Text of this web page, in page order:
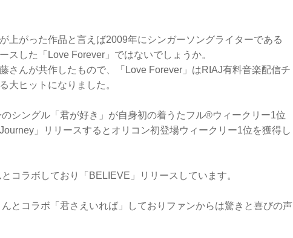
上がった作品と言えば2009年にシンガーソングライターである
スした「Love Forever」ではないでしょうか。
さんが共作したもので、「Love Forever」はRIAJ有料音楽配信チ
大ヒットになりました。
シングル「君が好き」が自身初の着うたフル®ウィークリー1位
」リリースするとオリコン初登場ウィークリー1位を獲得し
コラボしており「BELIEVE」リリースしています。
とコラボ「君さえいれば」しておりファンからは驚きと喜びの声